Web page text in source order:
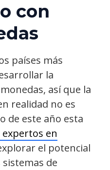
con
países más
la
así que la
realidad no es
de este año esta
expertos en
el potencial
de